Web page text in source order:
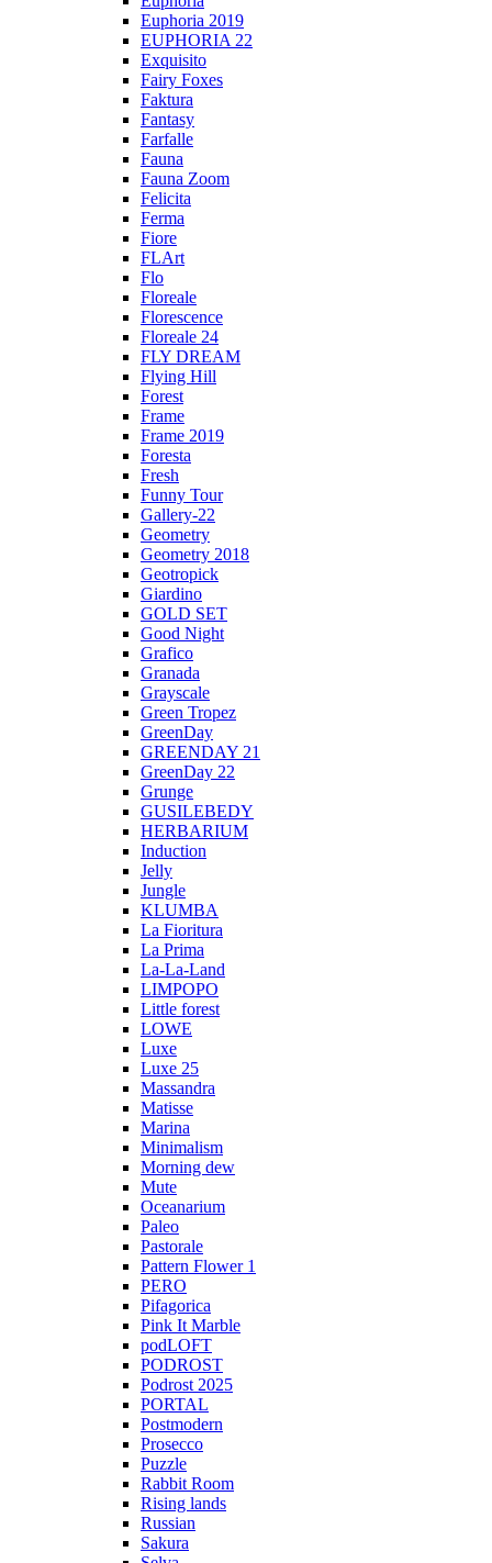
Euphoria 2019
EUPHORIA 22
Exquisito
Fairy Foxes
Faktura
Fantasy
Farfalle
Fauna
Fauna Zoom
Felicita
Ferma
Fiore
FLArt
Flo
Floreale
Florescence
Floreale 24
FLY DREAM
Flying Hill
Forest
Frame
Frame 2019
Foresta
Fresh
Funny Tour
Gallery-22
Geometry
Geometry 2018
Geotropick
Giardino
GOLD SET
Good Night
Grafico
Granada
Grayscale
Green Tropez
GreenDay
GREENDAY 21
GreenDay 22
Grunge
GUSILEBEDY
HERBARIUM
Induction
Jelly
Jungle
KLUMBA
La Fioritura
La Prima
La-La-Land
LIMPOPO
Little forest
LOWE
Luxe
Luxe 25
Massandra
Matisse
Marina
Minimalism
Morning dew
Mute
Oceanarium
Paleo
Pastorale
Pattern Flower 1
PERO
Pifagorica
Pink It Marble
podLOFT
PODROST
Podrost 2025
PORTAL
Postmodern
Prosecco
Puzzle
Rabbit Room
Rising lands
Russian
Sakura